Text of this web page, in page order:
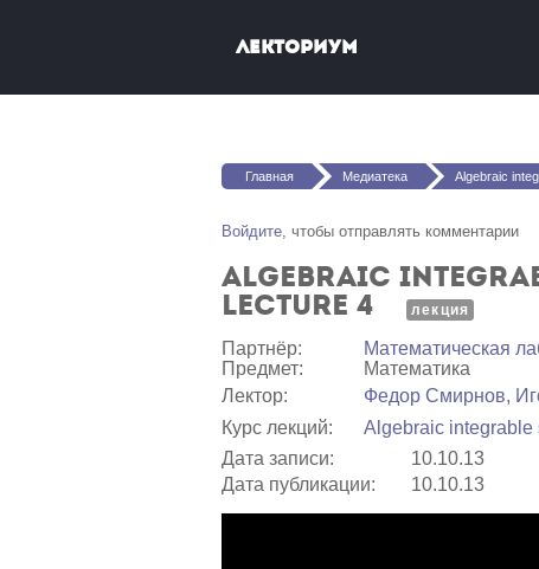
Лекториум
Вы здесь
Главная Медиатека Algebraic integrable systems
Войдите, чтобы отправлять комментарии
Algebraic
Lecture 4
лекция
Партнёр:
Математичеcкая
Предмет:
Математика
Лектор:
Федор Смирнов,
Курс лекций:
Algebraic integrable
Дата записи:
10.10.13
Дата публикации:
10.10.13